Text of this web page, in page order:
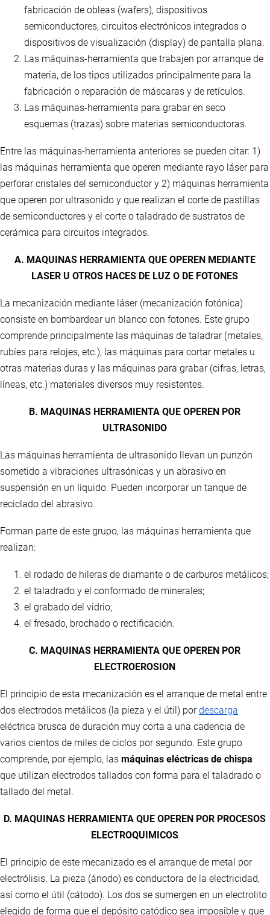
fabricación de obleas (wafers), dispositivos
semiconductores, circuitos electrónicos integrados o
dispositivos de visualización (display) de pantalla plana.
Las máquinas-herramienta que trabajen por arranque de
materia, de los tipos utilizados principalmente para la
fabricación o reparación de máscaras y de retículos.
Las máquinas-herramienta para grabar en seco
esquemas (trazas) sobre materias semiconductoras.
Entre las máquinas-herramienta anteriores se pueden citar: 1)
las máquinas herramienta que operen mediante rayo láser para
perforar cristales del semiconductor y 2) máquinas herramienta
que operen por ultrasonido y que realizan el corte de pastillas
de semiconductores y el corte o taladrado de sustratos de
cerámica para circuitos integrados.
A. MAQUINAS HERRAMIENTA QUE OPEREN MEDIANTE
LASER U OTROS HACES DE LUZ O DE FOTONES
La mecanización mediante láser (mecanización fotónica)
consiste en bombardear un blanco con fotones. Este grupo
comprende principalmente las máquinas de taladrar (metales,
rubíes para relojes, etc.), las máquinas para cortar metales u
otras materias duras y las máquinas para grabar (cifras, letras,
líneas, etc.) materiales diversos muy resistentes.
B. MAQUINAS HERRAMIENTA QUE OPEREN POR
ULTRASONIDO
Las máquinas herramienta de ultrasonido llevan un punzón
sometido a vibraciones ultrasónicas y un abrasivo en
suspensión en un líquido. Pueden incorporar un tanque de
reciclado del abrasivo.
Forman parte de este grupo, las máquinas herramienta que
realizan:
el rodado de hileras de diamante o de carburos metálicos;
el taladrado y el conformado de minerales;
el grabado del vidrio;
el fresado, brochado o rectificación.
C. MAQUINAS HERRAMIENTA QUE OPEREN POR
ELECTROEROSION
El principio de esta mecanización es el arranque de metal entre
dos electrodos metálicos (la pieza y el útil) pordescarga
eléctrica brusca de duración muy corta a una cadencia de
varios cientos de miles de ciclos por segundo. Este grupo
comprende, por ejemplo, las máquinas eléctricas de chispa
que utilizan electrodos tallados con forma para el taladrado o
tallado del metal.
D. MAQUINAS HERRAMIENTA QUE OPEREN POR PROCESOS
ELECTROQUIMICOS
El principio de este mecanizado es el arranque de metal por
electrólisis. La pieza (ánodo) es conductora de la electricidad,
así como el útil (cátodo). Los dos se sumergen en un electrolito
elegido de forma que el depósito catódico sea imposible y que